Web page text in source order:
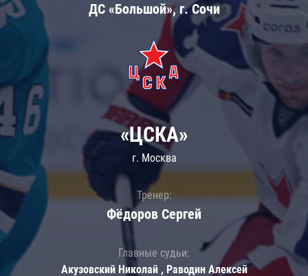
ДС «Большой», г. Сочи
«ЦСКА»
г. Москва
Тренер:
Фёдоров Сергей
Главные судьи:
Акузовский Николай , Раводин Алексей